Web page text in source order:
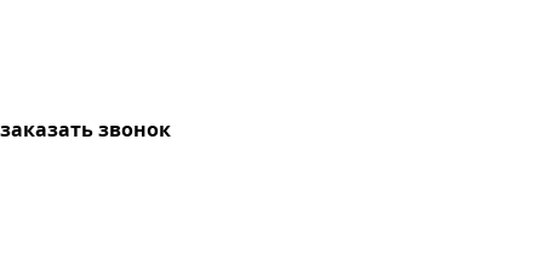
заказать звонок